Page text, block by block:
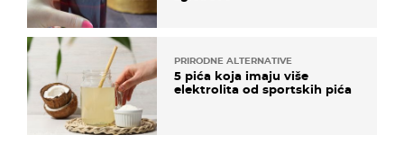
PRIRODNE ALTERNATIVE
5 pića koja imaju više
elektrolita od sportskih pića